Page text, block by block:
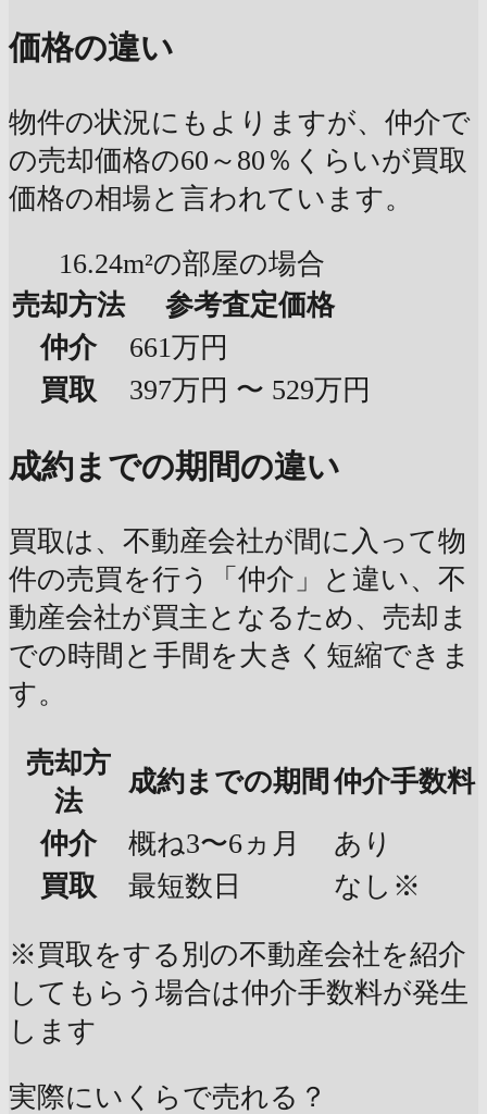
価格の違い
物件の状況にもよりますが、仲介で
の売却価格の60～80％くらいが買取
価格の相場と言われています。
16.24m²の部屋の場合
売却方法
参考査定価格
仲介
661万円
買取
397万円 〜 529万円
成約までの期間の違い
買取は、不動産会社が間に入って物
件の売買を行う「仲介」と違い、不
動産会社が買主となるため、売却ま
での時間と手間を大きく短縮できま
す。
売却方
法
成約までの期間 仲介手数料
仲介
概ね3〜6ヵ月
あり
買取
最短数日 なし※
※買取をする別の不動産会社を紹介
してもらう場合は仲介手数料が発生
します
実際にいくらで売れる？